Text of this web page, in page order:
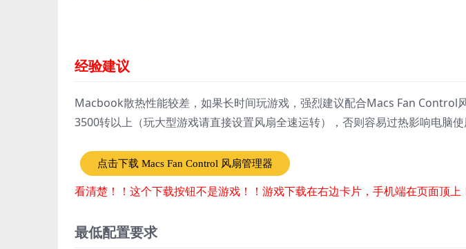
经验建议
Macbook散热性能较差，如果长时间玩游戏，强烈建议配合Macs Fan Control
3500转以上（玩大型游戏请直接设置风扇全速运转），否则容易过热影响电脑使
点击下载 Macs Fan Control 风扇管理器
看清楚！！这个下载按钮不是游戏！！游戏下载在右边卡片，手机端在页面顶上
最低配置要求